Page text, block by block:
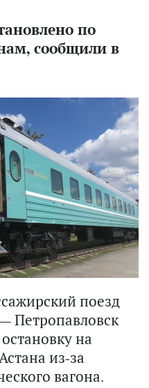
по
сообщили в
поезд
Петропавловск
на
из-за
вагона.